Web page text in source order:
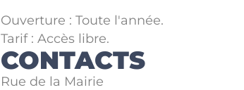
Ouverture : Toute l'année.
Tarif : Accès libre.
CONTACTS
Rue de la Mairie